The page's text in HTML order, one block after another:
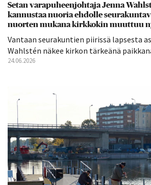
Setan varapuheenjohtaja Jenna
kannustaa nuoria ehdolle
nuorten mukana kirkkokin muuttuu
Vantaan seurakuntien piirissä lapsesta
Wahlstén näkee kirkon tärkeänä
24.06.2026